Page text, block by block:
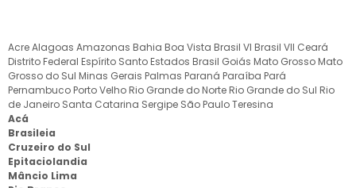
AcreAlagoas Amazonas Bahia Boa Vista Brasil VI Brasil VII Ceará
Distrito Federal Espírito Santo Estados Brasil Goiás Mato Grosso Mato
Grosso do Sul Minas Gerais Palmas Paraná Paraíba Pará
Pernambuco Porto Velho Rio Grande do Norte Rio Grande do Sul Rio
de Janeiro Santa Catarina Sergipe São PauloTeresina
Acá
Brasileia
Cruzeiro do Sul
Epitaciolandia
Mâncio Lima